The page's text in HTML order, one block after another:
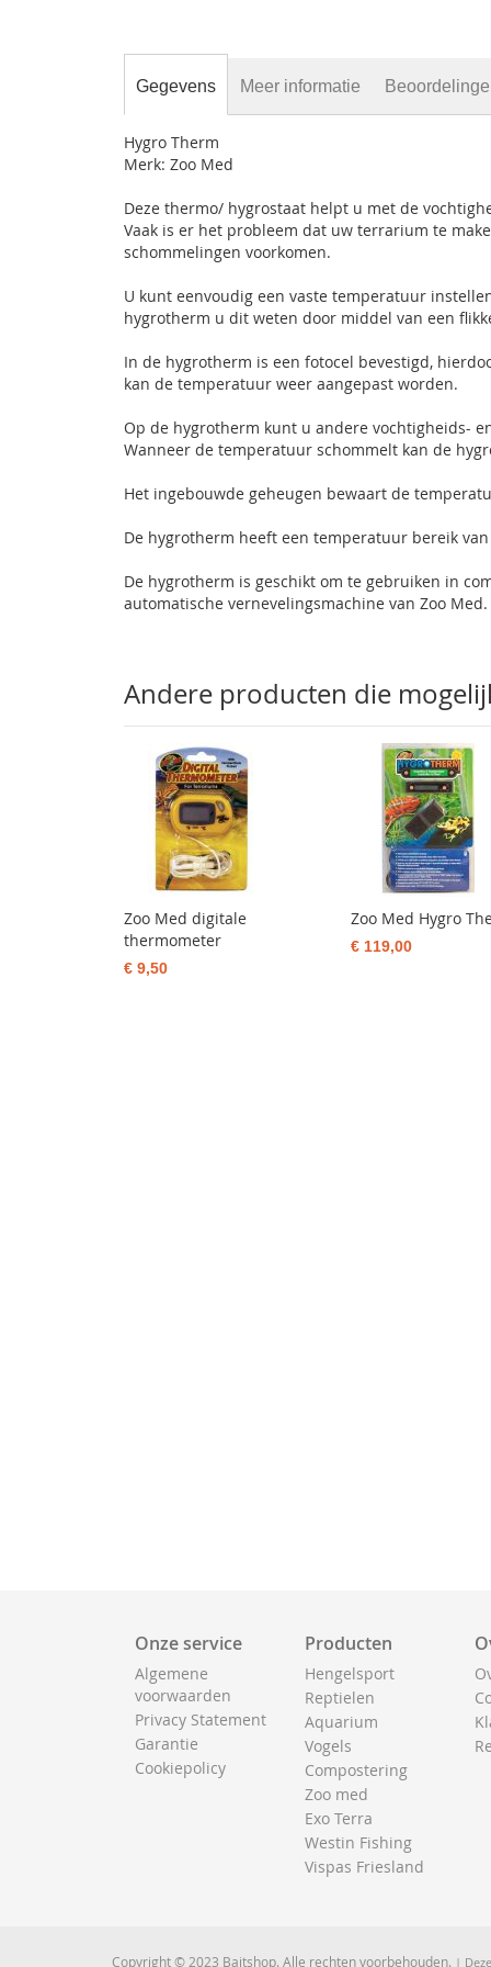
Gegevens
Hygro Therm
Merk: Zoo Med
Deze thermo/ hygrostaat helpt u met de
Vaak is er het probleem dat uw terrarium te
schommelingen voorkomen.
U kunt eenvoudig een vaste temperatuur
hygrotherm u dit weten door middel van een
In de hygrotherm is een fotocel bevestigd,
kan de temperatuur weer aangepast worden.
Op de hygrotherm kunt u andere vochtigheids-
Wanneer de temperatuur schommelt kan de
Het ingebouwde geheugen bewaart de
De hygrotherm heeft een temperatuur bereik
De hygrotherm is geschikt om te gebruiken in
automatische vernevelingsmachine van Zoo Med.
Meer informatie
Andere producten die
Zoo Med digitale
thermometer
€ 9,50
Zoo Med Hygro
€ 119,00
Onze service
Algemene
voorwaarden
Privacy Statement
Garantie
Cookiepolicy
Producten
Hengelsport
Reptielen
Aquarium
Vogels
Compostering
Zoo med
Exo Terra
Westin Fishing
Vispas Friesland
Copyright © 2023 Baitshop. Alle rechten voorbehouden. |